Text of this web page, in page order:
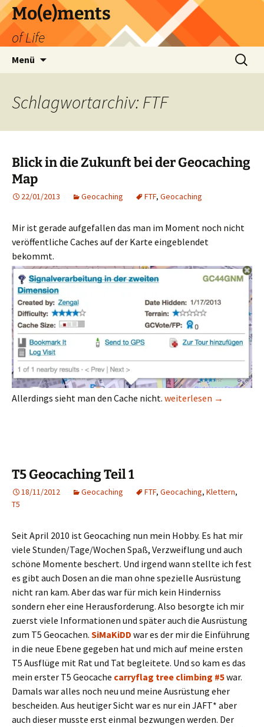
Zum
Inhalt
springen
Mo(e)ments
of Life
Menü
Suchen
nach:
Schlagwortarchiv: FTF
Blick in die Zukunft bei der Geocaching
Map
22/01/2013 Geocaching FTF, Geocaching
Mir ist gerade aufgefallen das man im Moment noch nicht
veröffentliche Caches auf der Karte eingeblendet
bekommt.
Allerdings sieht man den Cache nicht. Blick in die Zukunft bei
weiterlesen →
T5 Geocaching Teil 1
18/11/2012 Geocaching FTF, Geocaching, Klettern,
T5
Seit April 2010 ist Geocaching nun mein Hobby. Es hat mir
viele Stunden/Tage/Wochen Spaß, Verzweiflung und auch
schöne Momente beschert. Und irgend wann stellte ich fest
es gibt auch Dosen an die man ohne spezielle Ausrüstung
nicht ran kam. Aber das war für mich kein Hinderniss
sondern eher eine Herausforderung. Also besorgte ich mir
zuerst viele Informationen und später auch die Ausrüstung
zum T5 Geocachen. SiMaKiDD war es der mir die Einführung
in die neue Ebene gegeben hat und mich auf meine ersten
T5 Ausflüge mit Rat und Tat begleitete. Und so kam es das
mein erster T5 Geocache carryflag tree climbing #5war.
Damals war alles noch neu und meine Ausrüstung eher
bescheiden. Aus heutiger Sicht war es nur ein JAFT* aber
auch dieser musste erst einmal bezwungen werden. Der